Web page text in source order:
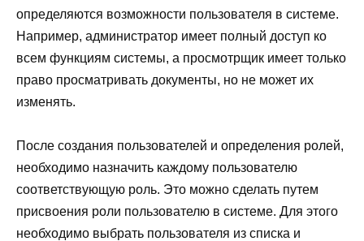
определяются возможности пользователя в системе.
Например, администратор имеет полный доступ ко
всем функциям системы, а просмотрщик имеет только
право просматривать документы, но не может их
изменять.
После создания пользователей и определения ролей,
необходимо назначить каждому пользователю
соответствующую роль. Это можно сделать путем
присвоения роли пользователю в системе. Для этого
необходимо выбрать пользователя из списка и